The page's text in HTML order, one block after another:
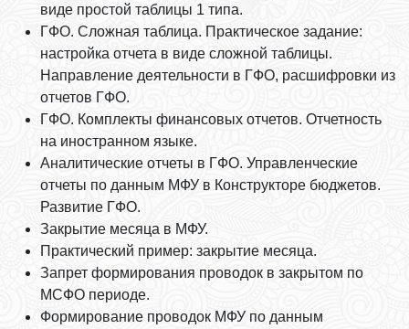
виде простой таблицы 1 типа.
ГФО. Сложная таблица. Практическое задание:
настройка отчета в виде сложной таблицы.
Направление деятельности в ГФО, расшифровки из
отчетов ГФО.
ГФО. Комплекты финансовых отчетов. Отчетность
на иностранном языке.
Аналитические отчеты в ГФО. Управленческие
отчеты по данным МФУ в Конструкторе бюджетов.
Развитие ГФО.
Закрытие месяца в МФУ.
Практический пример: закрытие месяца.
Запрет формирования проводок в закрытом по
МСФО периоде.
Формирование проводок МФУ по данным